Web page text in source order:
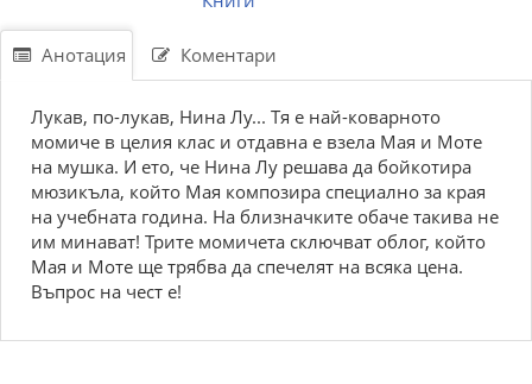
Анотация Коментари
Лукав, по-лукав, Нина Лу... Тя е най-коварното
момиче в целия клас и отдавна е взела Мая и Моте
на мушка. И ето, че Нина Лу решава да бойкотира
мюзикъла, който Мая композира специално за края
на учебната година. На близначките обаче такива не
им минават! Трите момичета сключват облог, който
Мая и Моте ще трябва да спечелят на всяка цена.
Въпрос на чест е!